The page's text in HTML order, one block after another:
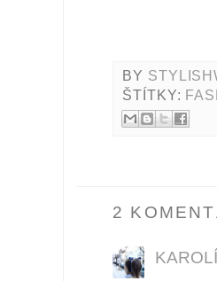
BY
ŠTÍTKY:
2